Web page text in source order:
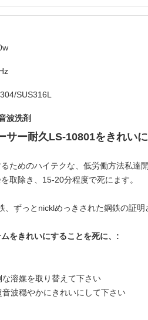
SUS316L
波洗剤
サー耐久LS-10801をきれい
ためのハイテクな、低労働方法私
取除き、15-20分程度で死にます。
ずっとnicklめっきされた鋼鉄の証明
をきれいにすることを死に、:
溶媒を取り替えて下さい
波穏やかにきれいにして下さい